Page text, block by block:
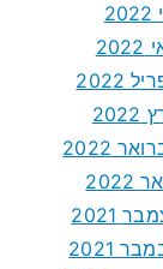
2022
2022
2022
2021
2021